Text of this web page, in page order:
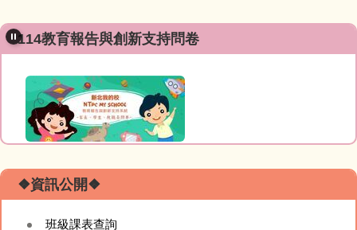
114教育報告與創新支持問卷
❖資訊公開❖
班級課表查詢